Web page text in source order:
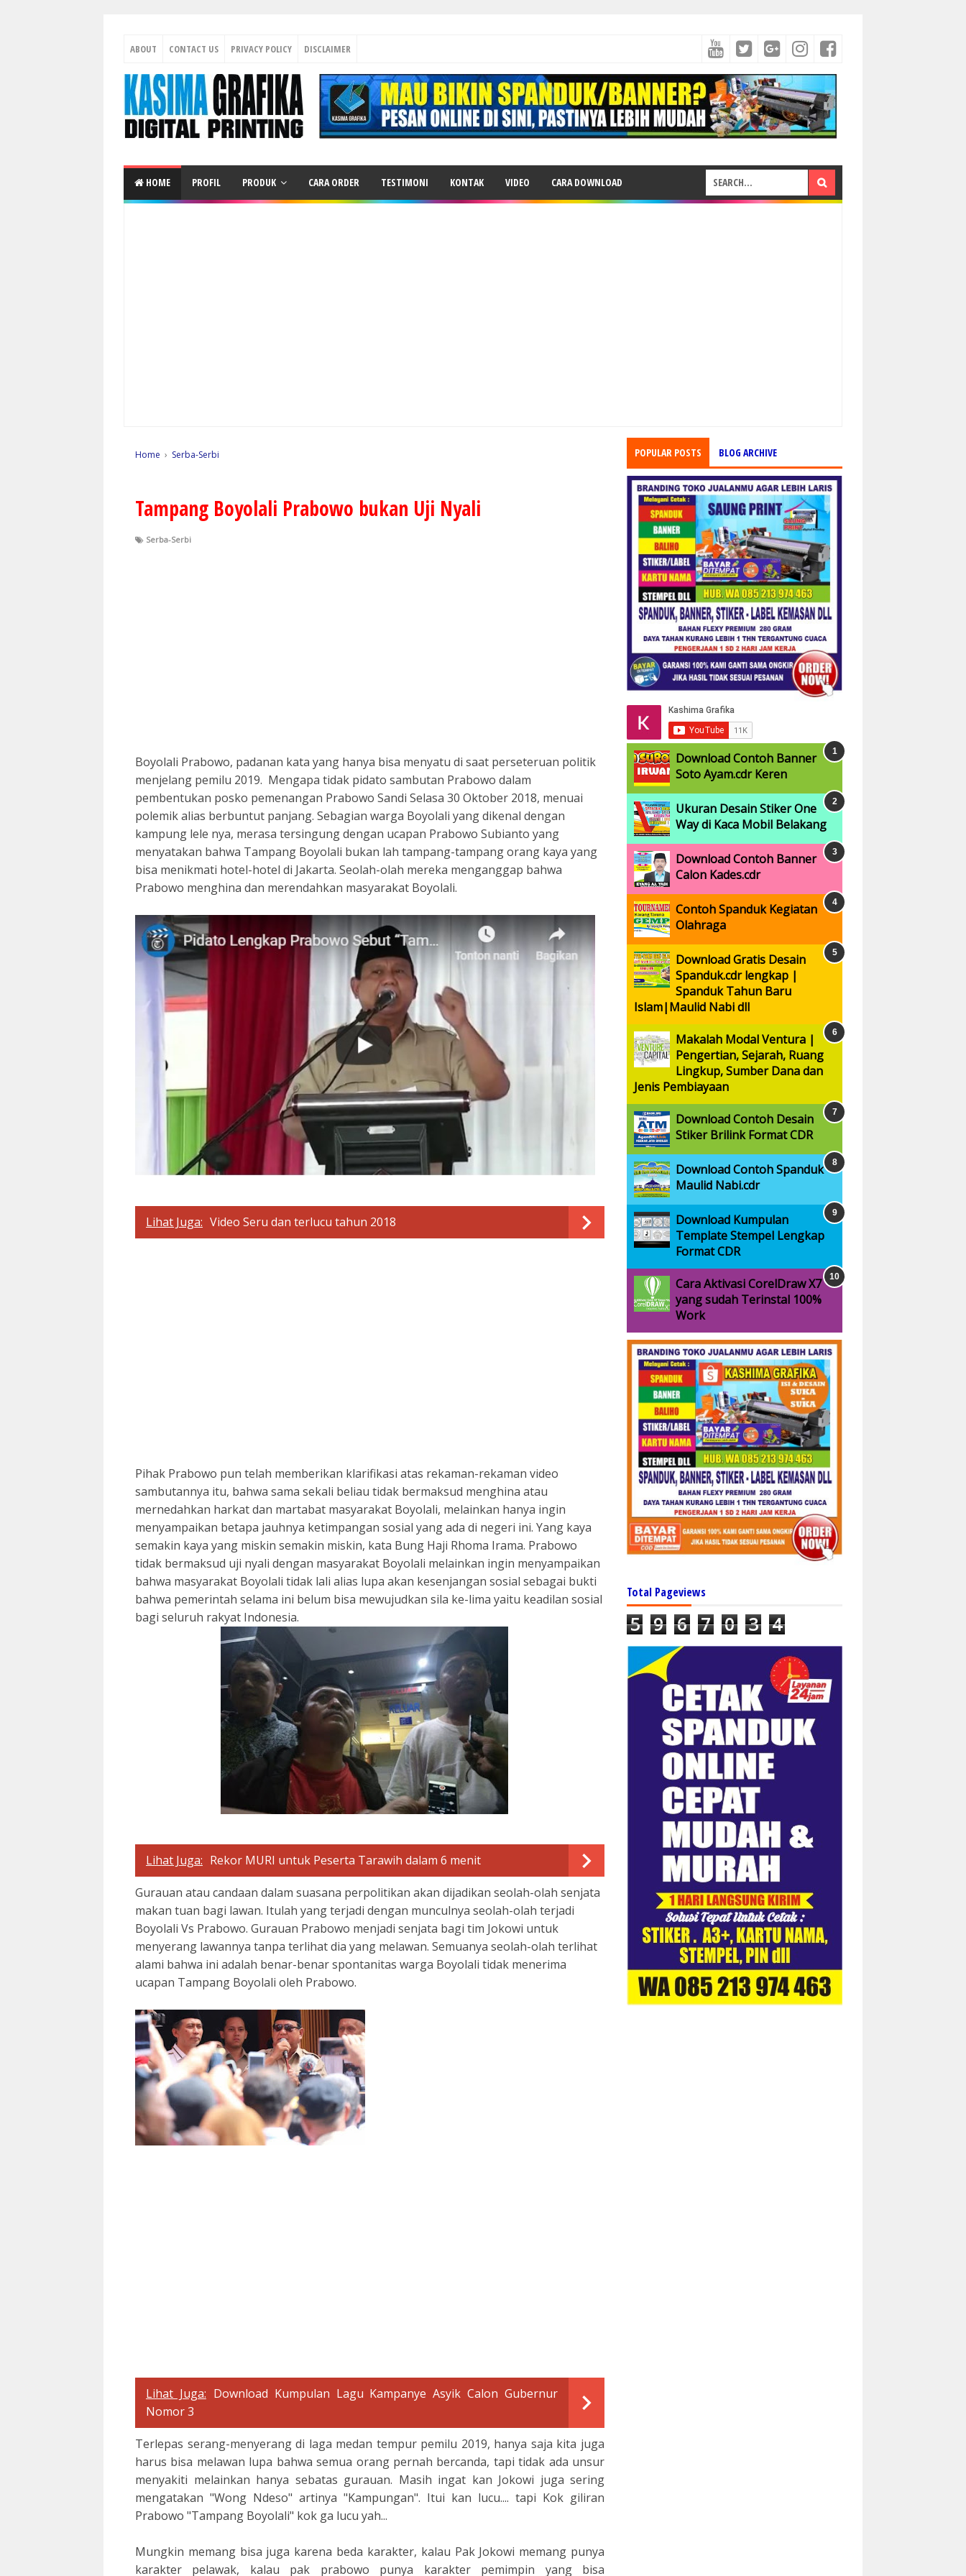
ABOUT CONTACT US PRIVACY POLICY DISCLAIMER
HOME PROFIL PRODUK CARA ORDER TESTIMONI KONTAK VIDEO CARA DOWNLOAD
Home › Serba-Serbi
Tampang Boyolali Prabowo bukan Uji Nyali
Serba-Serbi
Boyolali Prabowo, padanan kata yang hanya bisa menyatu di saat perseteruan politik
menjelang pemilu 2019. Mengapa tidak pidato sambutan Prabowo dalam
pembentukan posko pemenangan Prabowo Sandi Selasa 30 Oktober 2018, menuai
polemik alias berbuntut panjang. Sebagian warga Boyolali yang dikenal dengan
kampung lele nya, merasa tersingung dengan ucapan Prabowo Subianto yang
menyatakan bahwa Tampang Boyolali bukan lah tampang-tampang orang kaya yang
bisa menikmati hotel-hotel di Jakarta. Seolah-olah mereka menganggap bahwa
Prabowo menghina dan merendahkan masyarakat Boyolali.
Lihat Juga: Video Seru dan terlucu tahun 2018
Pihak Prabowo pun telah memberikan klarifikasi atas rekaman-rekaman video
sambutannya itu, bahwa sama sekali beliau tidak bermaksud menghina atau
mernedahkan harkat dan martabat masyarakat Boyolali, melainkan hanya ingin
menyampaikan betapa jauhnya ketimpangan sosial yang ada di negeri ini. Yang kaya
semakin kaya yang miskin semakin miskin, kata Bung Haji Rhoma Irama. Prabowo
tidak bermaksud uji nyali dengan masyarakat Boyolali melainkan ingin menyampaikan
bahwa masyarakat Boyolali tidak lali alias lupa akan kesenjangan sosial sebagai bukti
bahwa pemerintah selama ini belum bisa mewujudkan sila ke-lima yaitu keadilan sosial
bagi seluruh rakyat Indonesia.
Lihat Juga: Rekor MURI untuk Peserta Tarawih dalam 6 menit
Gurauan atau candaan dalam suasana perpolitikan akan dijadikan seolah-olah senjata
makan tuan bagi lawan. Itulah yang terjadi dengan munculnya seolah-olah terjadi
Boyolali Vs Prabowo. Gurauan Prabowo menjadi senjata bagi tim Jokowi untuk
menyerang lawannya tanpa terlihat dia yang melawan. Semuanya seolah-olah terlihat
alami bahwa ini adalah benar-benar spontanitas warga Boyolali tidak menerima
ucapan Tampang Boyolali oleh Prabowo.
Lihat Juga: Download Kumpulan Lagu Kampanye Asyik Calon Gubernur
Nomor 3
Terlepas serang-menyerang di laga medan tempur pemilu 2019, hanya saja kita juga
harus bisa melawan lupa bahwa semua orang pernah bercanda, tapi tidak ada unsur
menyakiti melainkan hanya sebatas gurauan. Masih ingat kan Jokowi juga sering
mengatakan "Wong Ndeso" artinya "Kampungan". Itui kan lucu.... tapi Kok giliran
Prabowo "Tampang Boyolali" kok ga lucu yah...
Mungkin memang bisa juga karena beda karakter, kalau Pak Jokowi memang punya
karakter pelawak, kalau pak prabowo punya karakter pemimpin yang bisa
POPULAR POSTS BLOG ARCHIVE
Download Contoh Banner
Soto Ayam.cdr Keren
Ukuran Desain Stiker One
Way di Kaca Mobil Belakang
Download Contoh Banner
Calon Kades.cdr
Contoh Spanduk Kegiatan
Olahraga
Download Gratis Desain
Spanduk.cdr lengkap |
Spanduk Tahun Baru
Islam|Maulid Nabi dll
Makalah Modal Ventura |
Pengertian, Sejarah, Ruang
Lingkup, Sumber Dana dan
Jenis Pembiayaan
Download Contoh Desain
Stiker Brilink Format CDR
Download Contoh Spanduk
Maulid Nabi.cdr
Download Kumpulan
Template Stempel Lengkap
Format CDR
Cara Aktivasi CorelDraw X7
yang sudah Terinstal 100%
Work
Total Pageviews
5 9 6 7 0 3 4